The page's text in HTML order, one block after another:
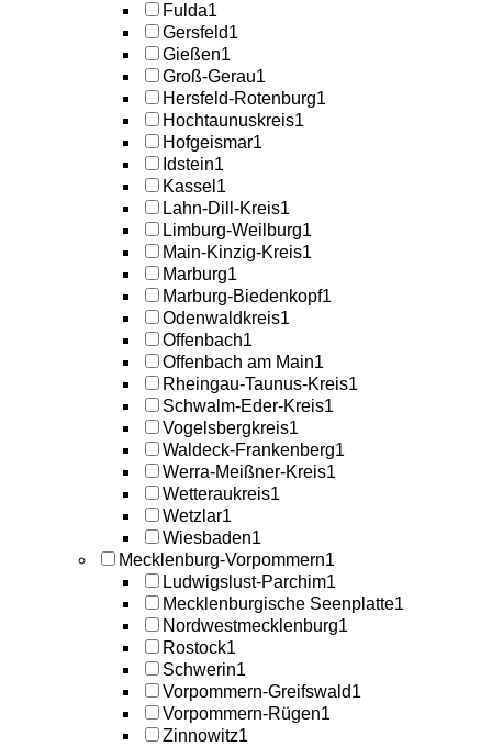
Fulda1
Gersfeld1
Gießen1
Groß-Gerau1
Hersfeld-Rotenburg1
Hochtaunuskreis1
Hofgeismar1
Idstein1
Kassel 1
Lahn-Dill-Kreis1
Limburg-Weilburg1
Main-Kinzig-Kreis1
Marburg1
Marburg-Biedenkopf1
Odenwaldkreis1
Offenbach1
Offenbach am Main1
Rheingau-Taunus-Kreis1
Schwalm-Eder-Kreis1
Vogelsbergkreis1
Waldeck-Frankenberg1
Werra-Meißner-Kreis1
Wetteraukreis1
Wetzlar1
Wiesbaden1
Mecklenburg-Vorpommern1
Ludwigslust-Parchim1
Mecklenburgische Seenplatte1
Nordwestmecklenburg1
Rostock1
Schwerin1
Vorpommern-Greifswald1
Vorpommern-Rügen1
Zinnowitz1